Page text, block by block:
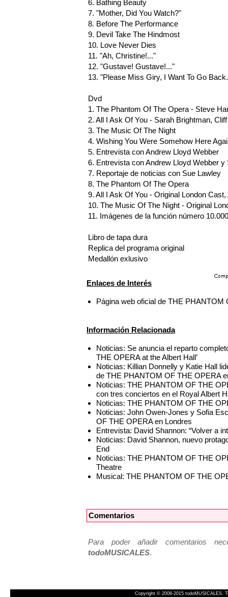
6. Bathing Beauty
7. "Mother, Did You Watch?"
8. Before The Performance
9. Devil Take The Hindmost
10. Love Never Dies
11. "Ah, Christine!..."
12. "Gustave! Gustave!..."
13. "Please Miss Giry, I Want To Go
Dvd
1. The Phantom Of The Opera - Steve
2. All I Ask Of You - Sarah Brightman,
3. The Music Of The Night
4. Wishing You Were Somehow Here
5. Entrevista con Andrew Lloyd Webber
6. Entrevista con Andrew Lloyd Webber y
7. Reportaje de noticias con Sue Lawley
8. The Phantom Of The Opera
9. All I Ask Of You - Original London
10. The Music Of The Night - Original
11. Imágenes de la función número 10.000
Libro de tapa dura
Replica del programa original
Medallón exlusivo
Enlaces de Interés
Página web oficial de THE PHANTOM
Información Relacionada
Noticias: Se anuncia el reparto
THE OPERA at the Albert Hall’
Noticias: Killian Donnelly y Katie Hall
de THE PHANTOM OF THE OPERA
Noticias: THE PHANTOM OF THE
con tres conciertos en el Royal Albert
Noticias: THE PHANTOM OF THE
Noticias: John Owen-Jones y Sofia
OF THE OPERA en Londres
Entrevista: David Shannon: “Volver a
Noticias: David Shannon, nuevo
End
Noticias: THE PHANTOM OF THE
Theatre
Musical: THE PHANTOM OF THE
Comentarios
Para poder añadir comentarios
todoMUSICALES.
Copyright © 2008-2015 todoMUSICALES.